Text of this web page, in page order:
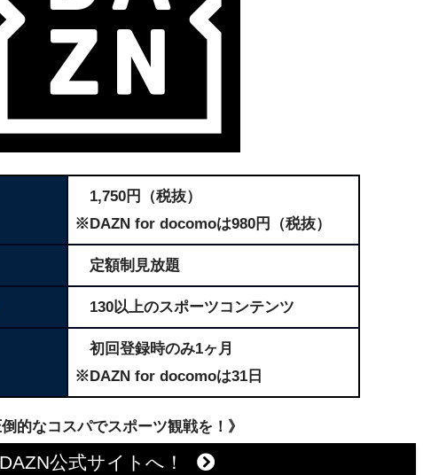
1,750円（税抜）
※DAZN for docomoは980円（税抜）
定額制見放題
130以上のスポーツコンテンツ
初回登録時のみ1ヶ月
※DAZN for docomoは31日
倒的なコスパでスポーツ観戦を！》
DAZN公式サイトへ！